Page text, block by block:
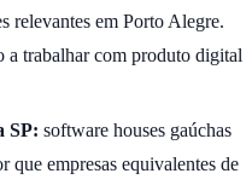
relevantes em Porto Alegre.
a trabalhar com produto digital
SP: software houses gaúchas
que empresas equivalentes de